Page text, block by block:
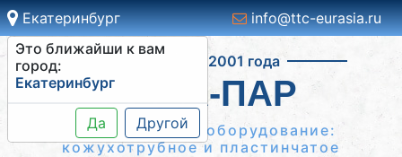
Екатеринбург
Это ближайши к вам
город:
Екатеринбург
Да Другой
info@ttc-eurasia.ru
Работаем с 2001 года
ВОДА-ПАР
Теплообменное оборудование:
кожухотрубное и пластинчатое